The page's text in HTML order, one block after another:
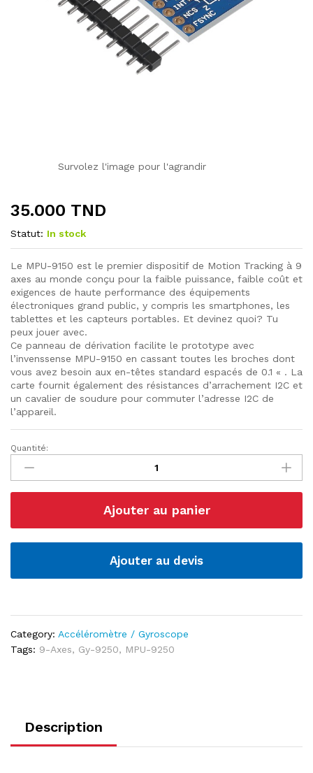
Survolez l'image pour l'agrandir
35.000 TND
Statut: In stock
Le MPU-9150 est le premier dispositif de Motion Tracking à 9
axes au monde conçu pour la faible puissance, faible coût et
exigences de haute performance des équipements
électroniques grand public, y compris les smartphones, les
tablettes et les capteurs portables. Et devinez quoi? Tu
peux jouer avec.
Ce panneau de dérivation facilite le prototype avec
l’invenssense MPU-9150 en cassant toutes les broches dont
vous avez besoin aux en-têtes standard espacés de 0.1 « . La
carte fournit également des résistances d’arrachement I2C et
un cavalier de soudure pour commuter l’adresse I2C de
l’appareil.
Module
gyroscope
MPU9250
9
quantité
Quantité:
Ajouter au panier
Ajouter au devis
Category: Accéléromètre / Gyroscope
Tags: 9-Axes, Gy-9250, MPU-9250
Description